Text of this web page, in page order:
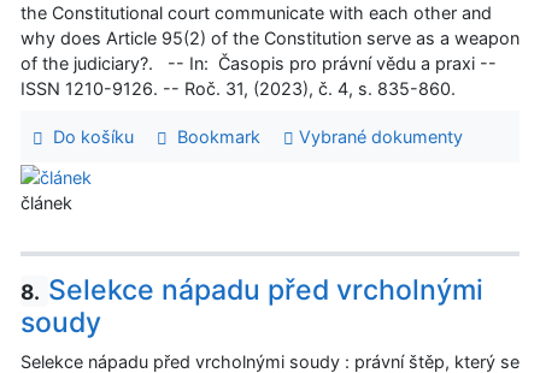
the Constitutional court communicate with each other and
why does Article 95(2) of the Constitution serve as a weapon
of the judiciary?. -- In: Časopis pro právní vědu a praxi --
ISSN 1210-9126. -- Roč. 31, (2023), č. 4, s. 835-860.
Do košíku Bookmark Vybrané dokumenty
článek
8. Selekce nápadu před vrcholnými
soudy
Selekce nápadu před vrcholnými soudy : právní štěp, který se